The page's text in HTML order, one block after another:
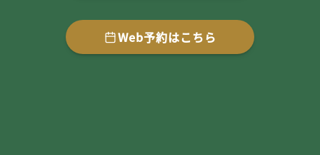
Web予約はこちら